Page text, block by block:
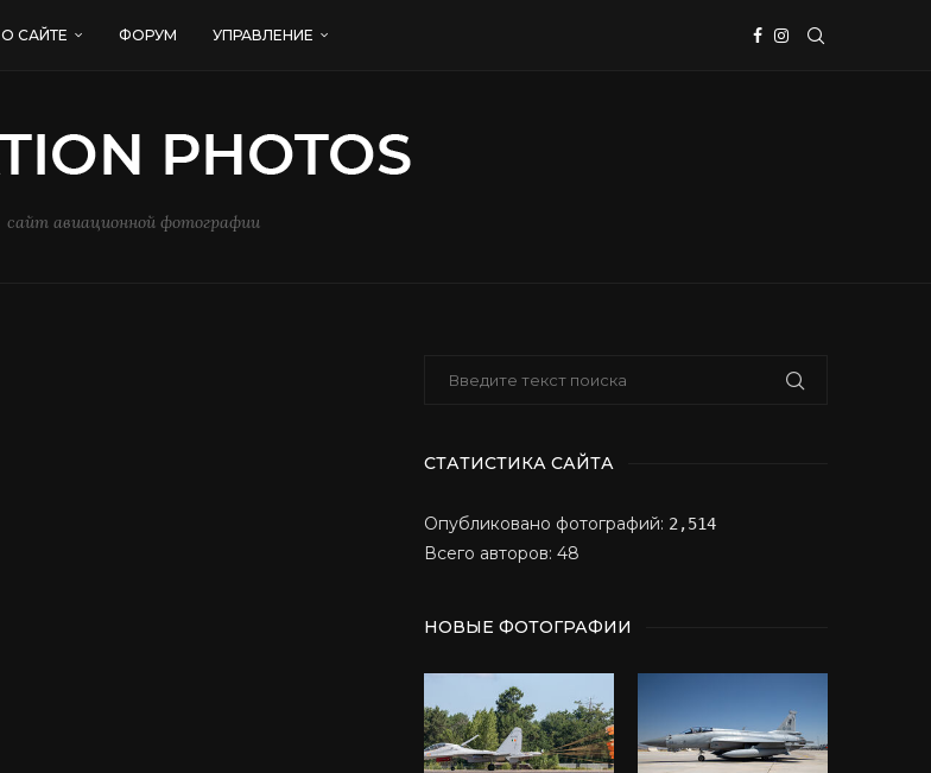
О САЙТЕ ФОРУМ УПРАВЛЕНИЕ
сайт авиационной фотографии
СТАТИСТИКА САЙТА
Опубликовано фотографий: 2,514
Всего авторов: 48
НОВЫЕ ФОТОГРАФИИ